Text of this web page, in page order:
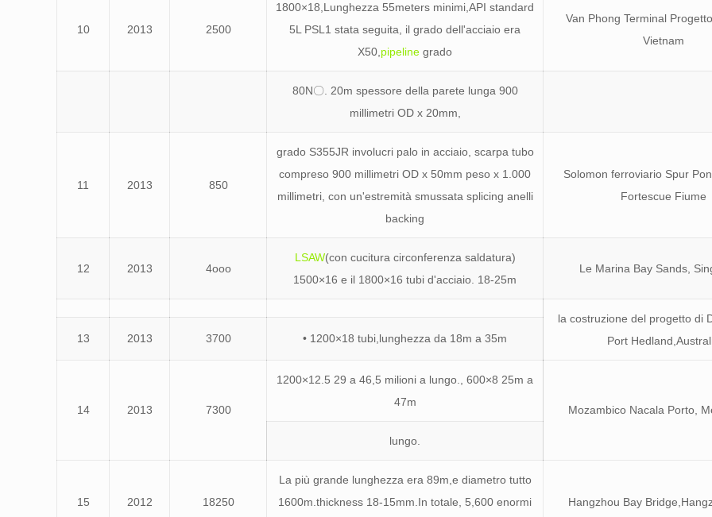
10 2013 2500
1800×18,Lunghezza 55meters minimi,API standard
5L PSL1 stata seguita, il grado dell'acciaio era
X50,pipeline grado
Van Phong Terminal
Vietnam
80N〇. 20m spessore della parete lunga 900
millimetri OD x 20mm,
11 2013 850
grado S355JR involucri palo in acciaio, scarpa tubo
compreso 900 millimetri OD x 50mm peso x 1.000
millimetri, con un'estremità smussata splicing anelli
backing
Solomon ferroviario Spur
Fortescue Fiume
12 2013 4ooo
LSAW(con cucitura circonferenza saldatura)
1500×16 e il 1800×16 tubi d'acciaio. 18-25m
Le Marina Bay Sands,
la costruzione del progetto di
Port
13 2013 3700 • 1200×18 tubi,lunghezza da 18m a 35m
14 2013 7300
1200×12.5 29 a 46,5 milioni a lungo., 600×8 25m a
47m
Mozambico Nacala Porto,
lungo.
15 2012 18250
La più grande lunghezza era 89m,e diametro tutto
1600m.thickness 18-15mm.In totale, 5,600 enormi
Hangzhou Bay